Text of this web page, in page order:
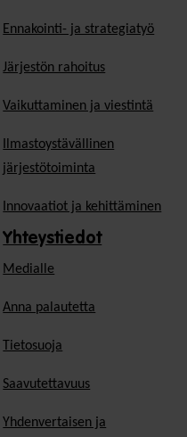
Ennakointi- ja strategiatyö
Järjestön rahoitus
Vaikuttaminen ja viestintä
Ilmastoystävällinen
järjestötoiminta
Innovaatiot ja kehittäminen
Yhteystiedot
Medialle
Anna palautetta
Tietosuoja
Saavutettavuus
Yhdenvertaisen ja